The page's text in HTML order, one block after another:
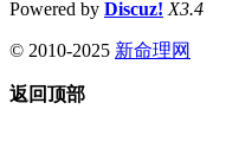
Powered by Discuz! X3.4
© 2010-2025 新命理网
返回顶部